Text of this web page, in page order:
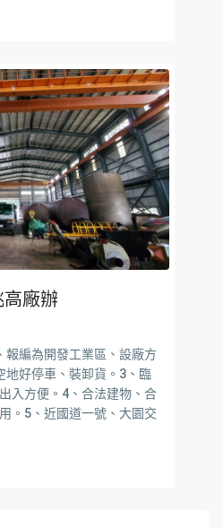
廠辦
報編為開發工業區、設廠方
地好停車、裝卸貨。3、臨
入方便。4、合法建物、合
。5、近國道一號、大園交